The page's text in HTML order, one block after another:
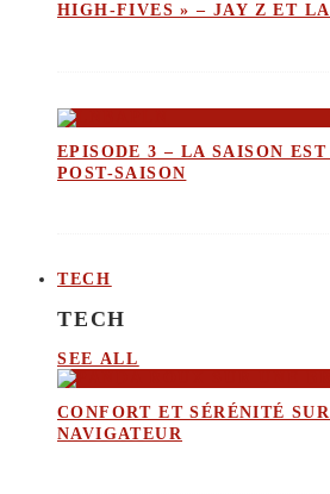
HIGH-FIVES » – JAY Z ET
EPISODE 3 – LA SAISON
POST-SAISON
TECH
TECH
SEE ALL
CONFORT ET SÉRÉNITÉ
NAVIGATEUR